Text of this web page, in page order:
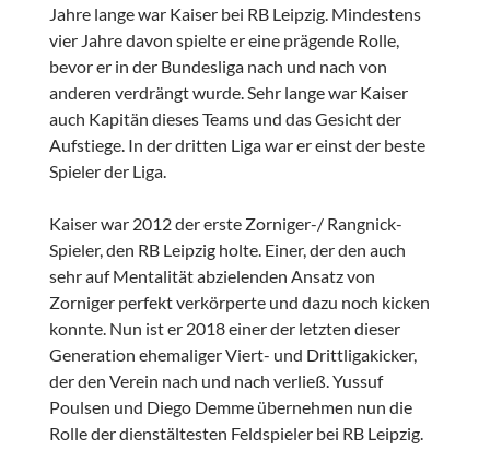
Jahre lange war Kaiser bei RB Leipzig. Mindestens
vier Jahre davon spielte er eine prägende Rolle,
bevor er in der Bundesliga nach und nach von
anderen verdrängt wurde. Sehr lange war Kaiser
auch Kapitän dieses Teams und das Gesicht der
Aufstiege. In der dritten Liga war er einst der beste
Spieler der Liga.
Kaiser war 2012 der erste Zorniger-/ Rangnick-
Spieler, den RB Leipzig holte. Einer, der den auch
sehr auf Mentalität abzielenden Ansatz von
Zorniger perfekt verkörperte und dazu noch kicken
konnte. Nun ist er 2018 einer der letzten dieser
Generation ehemaliger Viert- und Drittligakicker,
der den Verein nach und nach verließ. Yussuf
Poulsen und Diego Demme übernehmen nun die
Rolle der dienstältesten Feldspieler bei RB Leipzig.